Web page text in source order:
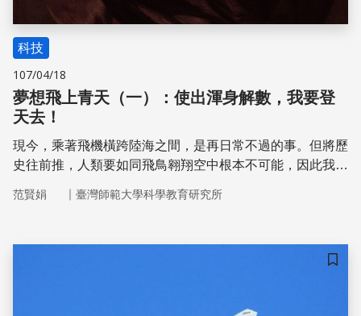
科技
107/04/18
夢想飛上青天（一）：使出渾身解數，我要登
天去！
現今，乘著飛機橫跨陸海之間，是再日常不過的事。但將歷
史往前推，人類要如同飛鳥翱翔空中根本不可能，因此我們
前，人類用了哪些登天秘訣呢？
范賢娟 ｜ 臺灣師範大學科學教育研究所
儲存